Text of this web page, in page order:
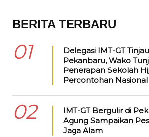
BERITA TERBARU
01
Delegasi IMT-GT
Pekanbaru, Wako
Penerapan Sekolah
Percontohan Nasional
02
IMT-GT Bergulir di
Agung Sampaikan
Jaga Alam